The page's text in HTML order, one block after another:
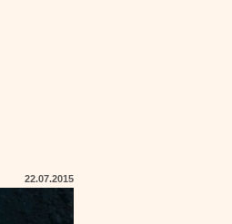
22.07.2015